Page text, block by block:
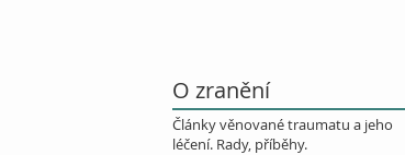
O zranění
Články věnované traumatu a jeho
léčení. Rady, příběhy.